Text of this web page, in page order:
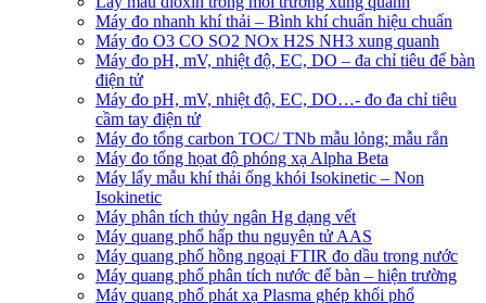
Máy đo nhanh khí thải – Bình khí chuẩn hiệu chuẩn
Máy đo O3 CO SO2 NOx H2S NH3 xung quanh
Máy đo pH, mV, nhiệt độ, EC, DO – đa chỉ tiêu để bàn
điện tử
Máy đo pH, mV, nhiệt độ, EC, DO…- đo đa chỉ tiêu
cầm tay điện tử
Máy đo tổng carbon TOC/ TNb mẫu lỏng; mẫu rắn
Máy đo tổng họat độ phóng xạ Alpha Beta
Máy lấy mẫu khí thải ống khói Isokinetic – Non
Isokinetic
Máy phân tích thủy ngân Hg dạng vết
Máy quang phổ hấp thu nguyên tử AAS
Máy quang phổ hồng ngoại FTIR đo dầu trong nước
Máy quang phổ phân tích nước để bàn – hiện trường
Máy quang phổ phát xạ Plasma ghép khối phổ